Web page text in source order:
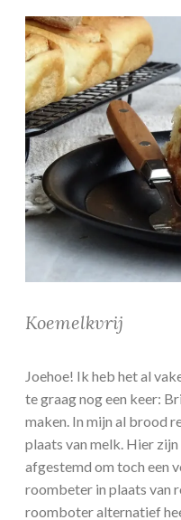
Koemelkvrij
Joehoe! Ik heb het al
te graag nog een keer:
maken. In mijn al brood
plaats van melk. Hier
afgestemd om toch een
roombeter in plaats van
roomboter alternatief